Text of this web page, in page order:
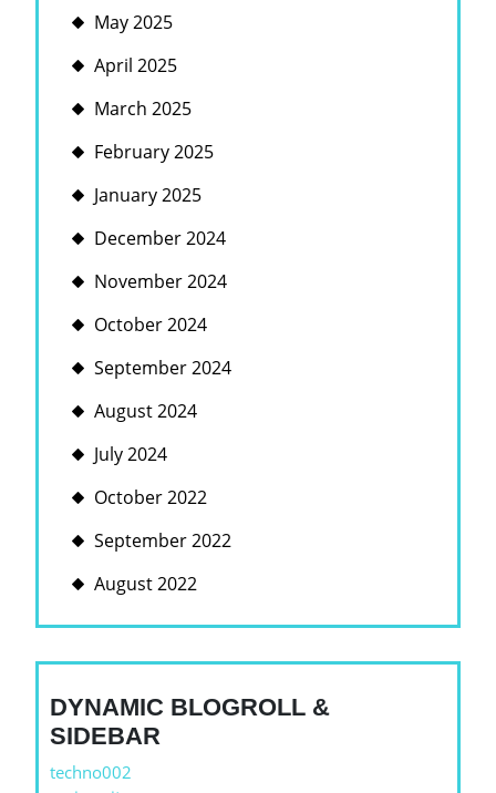
May 2025
April 2025
March 2025
February 2025
January 2025
December 2024
November 2024
October 2024
September 2024
August 2024
July 2024
October 2022
September 2022
August 2022
DYNAMIC BLOGROLL &
SIDEBAR
techno002